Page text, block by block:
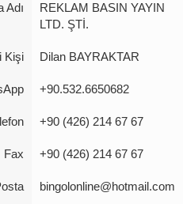
Adı
REKLAM BASIN YAYIN
LTD. ŞTİ.
Kişi Dilan BAYRAKTAR
+90.532.6650682
+90 (426) 214 67 67
Fax +90 (426) 214 67 67
bingolonline@hotmail.com